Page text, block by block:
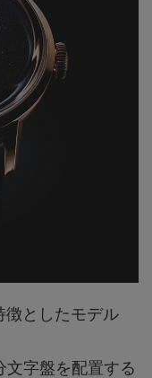
としたモデル
字盤を配置する